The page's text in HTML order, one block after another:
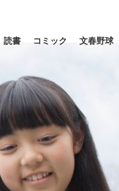
む将棋
読書 コミック 文春野球
#松田聖子